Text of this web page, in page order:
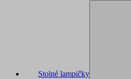
Stolné lampičky